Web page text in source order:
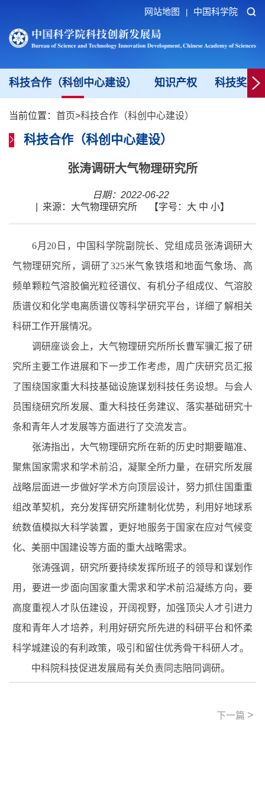
网站地图 中国科学院
科技合作（科创中心建设） 知识产权 科技奖励
当前位置： 首页>科技合作（科创中心建设）
科技合作（科创中心建设）
张涛调研大气物理研究所
日期：2022-06-22
来源：大气物理研究所 【字号： 大 中 小】
6月20日，中国科学院副院长、党组成员张涛调研大
气物理研究所，调研了325米气象铁塔和地面气象场、高
频单颗粒气溶胶偏光粒径谱仪、有机分子组成仪、气溶胶
质谱仪和化学电离质谱仪等科学研究平台，详细了解相关
科研工作开展情况。
调研座谈会上，大气物理研究所所长曹军骥汇报了研
究所主要工作进展和下一步工作考虑，周广庆研究员汇报
了围绕国家重大科技基础设施谋划科技任务设想。与会人
员围绕研究所发展、重大科技任务建议、落实基础研究十
条和青年人才发展等方面进行了交流发言。
张涛指出，大气物理研究所在新的历史时期要瞄准、
聚焦国家需求和学术前沿，凝聚全所力量，在研究所发展
战略层面进一步做好学术方向顶层设计，努力抓住国重重
组改革契机，充分发挥研究所建制化优势，利用好地球系
统数值模拟大科学装置，更好地服务于国家在应对气候变
化、美丽中国建设等方面的重大战略需求。
张涛强调，研究所要持续发挥所班子的领导和谋划作
用，要进一步面向国家重大需求和学术前沿凝练方向，要
高度重视人才队伍建设，开阔视野，加强顶尖人才引进力
度和青年人才培养，利用好研究所先进的科研平台和怀柔
科学城建设的有利政策，吸引和留住优秀骨干科研人才。
中科院科技促进发展局有关负责同志陪同调研。
下一篇 >